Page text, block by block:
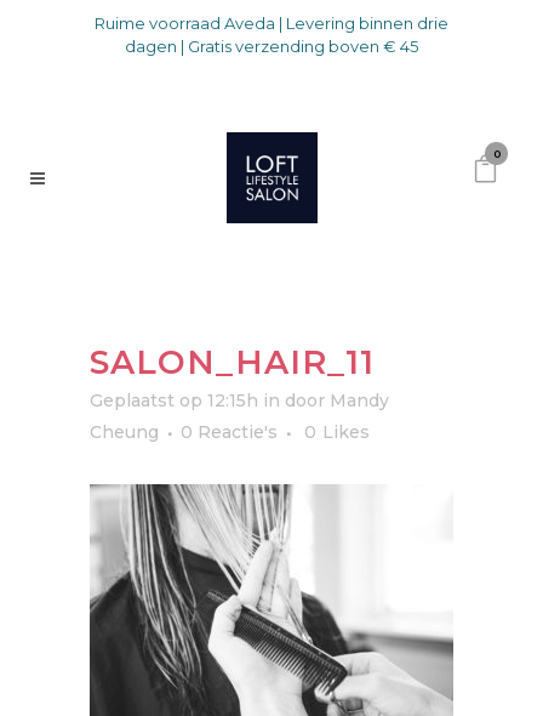
Ruime voorraad Aveda | Levering binnen drie
dagen | Gratis verzending boven € 45
0
SALON_HAIR_11
Geplaatst op 12:15h in door Mandy
Cheung
0 Reactie's 0 Likes